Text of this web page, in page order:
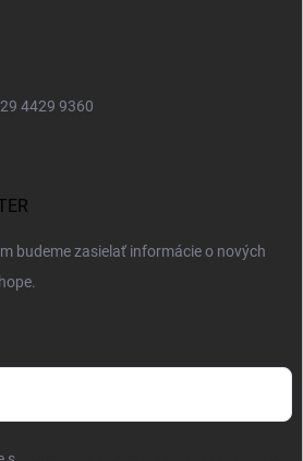
4429 9360
budeme zasielať informácie o nových